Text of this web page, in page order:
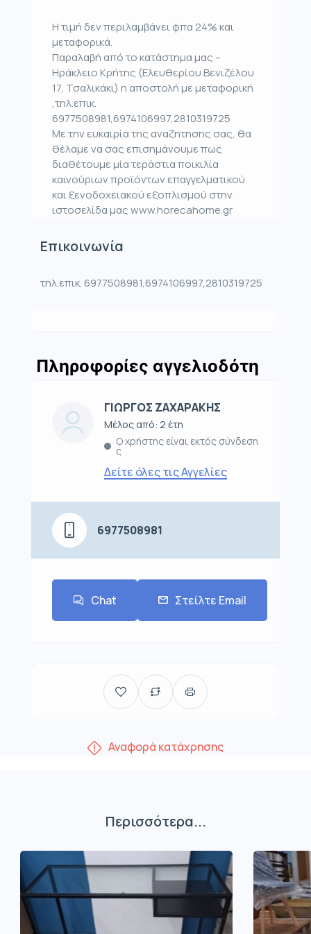
Η τιμή δεν περιλαμβάνει φπα 24% και
μεταφορικά.
Παραλαβή από το κατάστημα μας –
Ηράκλειο Κρήτης (Ελευθερίου Βενιζέλου
17, Τσαλικάκι) η αποστολή με μεταφορική
,τηλ.επικ.
6977508981,6974106997,2810319725
Με την ευκαιρία της αναζητησης σας, θα
θέλαμε να σας επισημάνουμε πως
διαθέτουμε μία τεράστια ποικιλία
καινούριων προϊόντων επαγγελματικού
και ξενοδοχειακού εξοπλισμού στην
ιστοσελίδα μας www.horecahome.gr
Επικοινωνία
τηλ.επικ. 6977508981,6974106997,2810319725
Πληροφορίες αγγελιοδότη
ΓΙΩΡΓΟΣ ΖΑΧΑΡΑΚΗΣ
Μέλος από: 2 έτη
Ο χρήστης είναι εκτός σύνδεση
ς
Δείτε όλες τις Αγγελίες
6977508981
Chat Στείλτε Email
Αναφορά κατάχρησης
Περισσότερα...